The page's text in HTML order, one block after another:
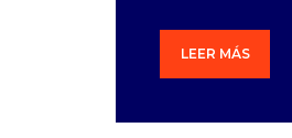
LEER MÁS